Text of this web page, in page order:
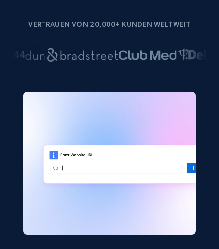
VERTRAUEN VON 20,000+ KUNDEN WELTWEIT